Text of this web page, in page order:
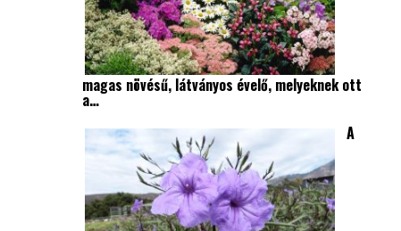
magas növésű, látványos évelő, melyeknek ott
a…
A